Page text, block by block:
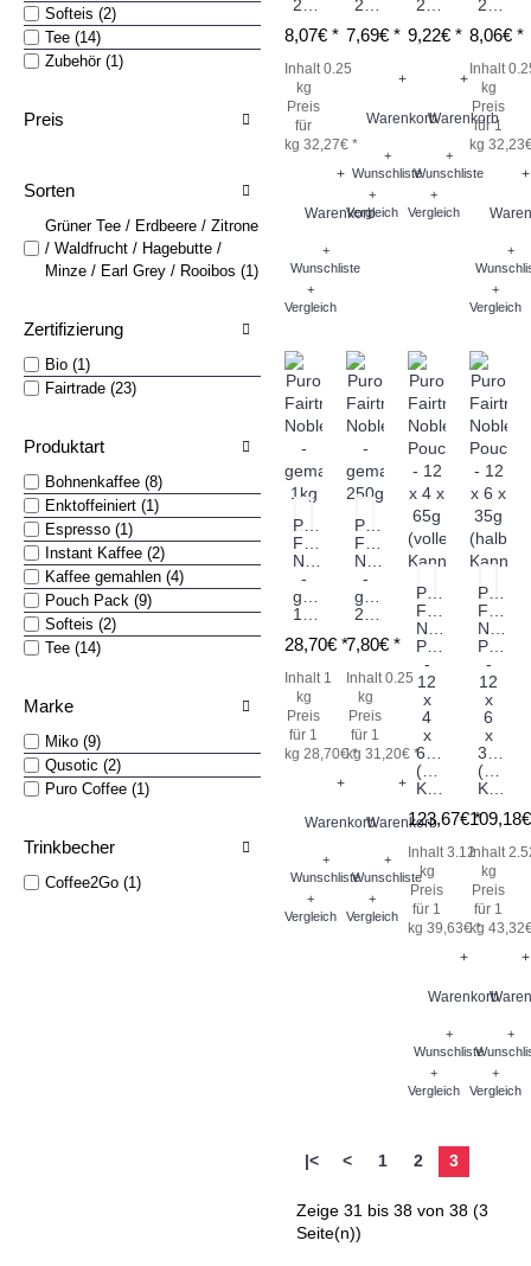
Softeis (2)
Tee (14)
Zubehör (1)
Preis
Sorten
Grüner Tee / Erdbeere / Zitrone
/ Waldfrucht / Hagebutte /
Minze / Earl Grey / Rooibos (1)
Zertifizierung
Bio (1)
Fairtrade (23)
Produktart
Bohnenkaffee (8)
Enktoffeiniert (1)
Espresso (1)
Instant Kaffee (2)
Kaffee gemahlen (4)
Pouch Pack (9)
Softeis (2)
Tee (14)
Marke
Miko (9)
Qusotic (2)
Puro Coffee (1)
Trinkbecher
Coffee2Go (1)
8,07€ *
Inhalt 0.25
kg
Preis
für
kg 32,27€ *
+
Warenkorb
+
Wunschliste
+
Vergleich
7,69€ *
+
Warenkorb
+
Wunschliste
+
Vergleich
9,22€ *
+
Warenkorb
+
Wunschliste
+
Vergleich
8,06€ *
Inhalt
kg
Preis
für 1
kg
+
+
+
Vergleich
Puro
Fairtrade
Noble
-
gemahlen
28,70€ *
Inhalt 1
kg
Preis
für 1
kg 28,70€ *
+
Warenkorb
+
Wunschliste
+
Vergleich
Puro
Fairtrade
Noble
-
gemahlen
7,80€ *
Inhalt 0.25
kg
Preis
für 1
kg 31,20€ *
+
Warenkorb
+
Wunschliste
+
Vergleich
Puro
Fairtrade
Noble
Pouch
-
12
x
4
x
65g
(volle
123,67€ *
Inhalt 3.12
kg
Preis
für 1
kg 39,63€ *
+
Warenkorb
+
Wunschliste
+
Vergleich
Puro
Noble
Pouch
-
12
x
6
x
35g
(halbe
Inhalt
kg
Preis
für 1
kg
+
+
+
Vergleich
|< < 1 2 3
Zeige 31 bis 38 von 38 (3
Seite(n))